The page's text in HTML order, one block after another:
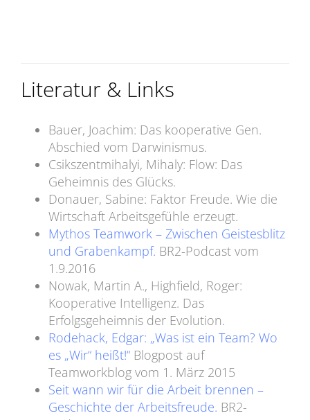
Literatur & Links
Bauer, Joachim: Das kooperative Gen.
Abschied vom Darwinismus.
Csikszentmihalyi, Mihaly: Flow: Das
Geheimnis des Glücks.
Donauer, Sabine: Faktor Freude. Wie die
Wirtschaft Arbeitsgefühle erzeugt.
Mythos Teamwork – Zwischen Geistesblitz
und Grabenkampf. BR2-Podcast vom
1.9.2016
Nowak, Martin A., Highfield, Roger:
Kooperative Intelligenz. Das
Erfolgsgeheimnis der Evolution.
Rodehack, Edgar: „Was ist ein Team? Wo
es „Wir“ heißt!“ Blogpost auf
Teamworkblog vom 1. März 2015
Seit wann wir für die Arbeit brennen –
Geschichte der Arbeitsfreude. BR2-